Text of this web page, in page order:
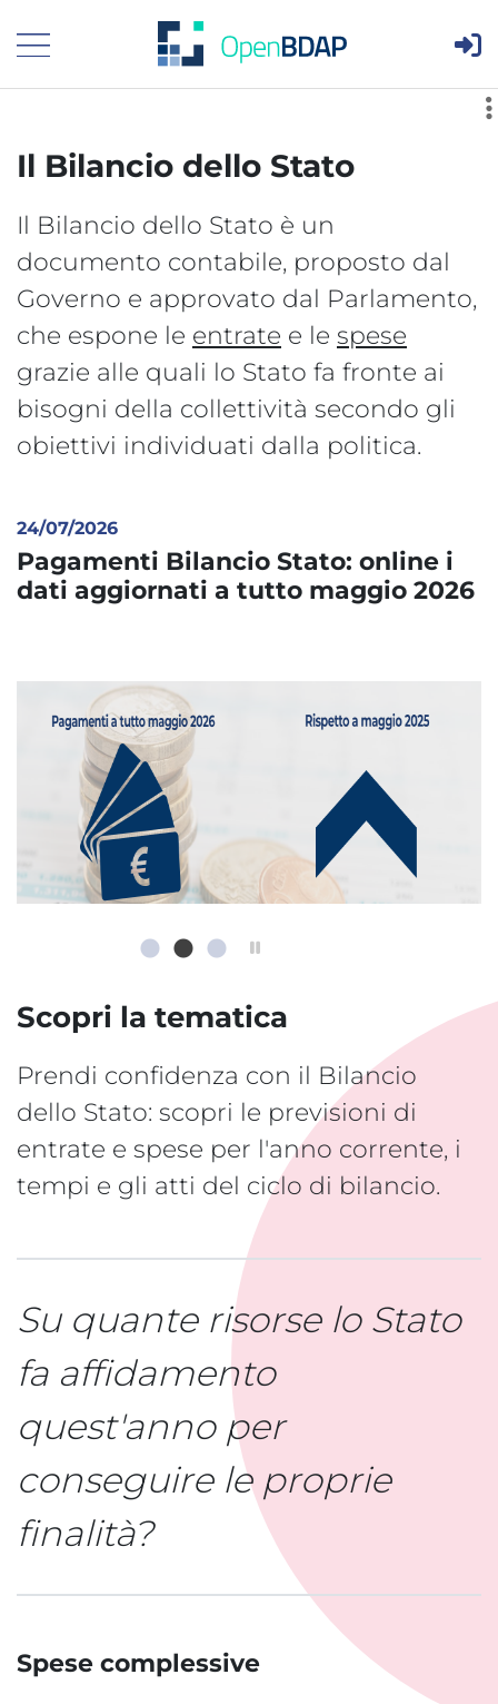
Visualizza menù principale
Il Bilancio dello Stato
Il Bilancio dello Stato è un
documento contabile, proposto dal
Governo e approvato dal Parlamento,
che espone le entrate e le spese
grazie alle quali lo Stato fa fronte ai
bisogni della collettività secondo gli
obiettivi individuati dalla politica.
24/07/2026
Pagamenti Bilancio Stato: online i
dati aggiornati a tutto maggio 2026
Scopri la tematica
Prendi confidenza con il Bilancio
dello Stato: scopri le previsioni di
entrate e spese per l'anno corrente, i
tempi e gli atti del ciclo di bilancio.
Su quante risorse lo Stato
fa affidamento
quest'anno per
conseguire le proprie
finalità?
Spese complessive